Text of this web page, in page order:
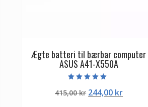
Ægte batteri til bærbar computer
ASUS A41-X550A
5.00
ud af 5
415,00kr Den
244,00 krDen